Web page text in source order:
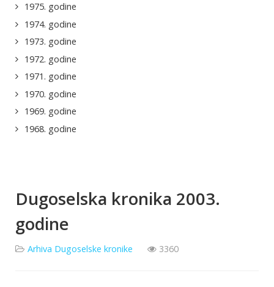
1975. godine
1974. godine
1973. godine
1972. godine
1971. godine
1970. godine
1969. godine
1968. godine
Dugoselska kronika 2003.
godine
Arhiva Dugoselske kronike 3360